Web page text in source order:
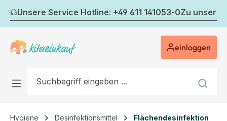
Zum Hauptinhalt springen
Unsere Service Hotline: +49 611 141053-0Zu
einloggen
Hygiene Desinfektionsmittel Flächendesinfektion